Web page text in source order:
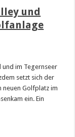
und
und im Tegernseer
setzt sich der
neuen Golfplatz im
ein. Ein